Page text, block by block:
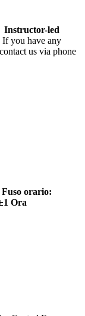
Instructor-led
you have any
us via phone
Fuso orario:
Ora